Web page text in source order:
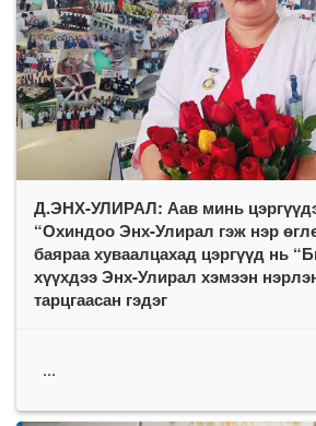
Д.ЭНХ-УЛИРАЛ: Аав минь
“Охиндоо Энх-Улирал гэж нэр
баяраа хуваалцахад цэргүүд нь
хүүхдээ Энх-Улирал хэмээн
тарцгаасан гэдэг
...